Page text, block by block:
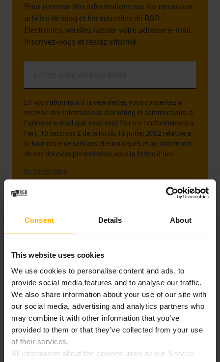
Consent Details About
This website uses cookies
We use cookies to personalise content and ads, to
provide social media features and to analyse our traffic.
We also share information about your use of our site with
our social media, advertising and analytics partners who
may combine it with other information that you’ve
provided to them or that they’ve collected from your use
of their services.
All information about the cookies used by our Service
Pour recevoir des informations sur les nouveaux
articles de blog et les nouvelles de RGB
Electronics, veuillez laisser votre adresse e-mail.
Inscrivez-vous et restez informé.
email
*
En vous abonnant à la newsletter, vous consentez à
recevoir des informations marketing et commerciales à
l’adresse e-mail que vous avez fournie conformément à
l’art. 10 sections 2 de la loi du 18 juillet 2002 relative à
la fourniture de services électroniques et au traitement
de vos données personnelles sous la forme d’une
fournissez est la société RGB Elektronika Sp. z o.o.. zoo.
données personnelles, ainsi que vos droits liés au
consentement à recevoir la newsletter, y compris le droit
Politique de confidentialité
S’abonner
Partager
Facebook
Linkedin
Articles récents